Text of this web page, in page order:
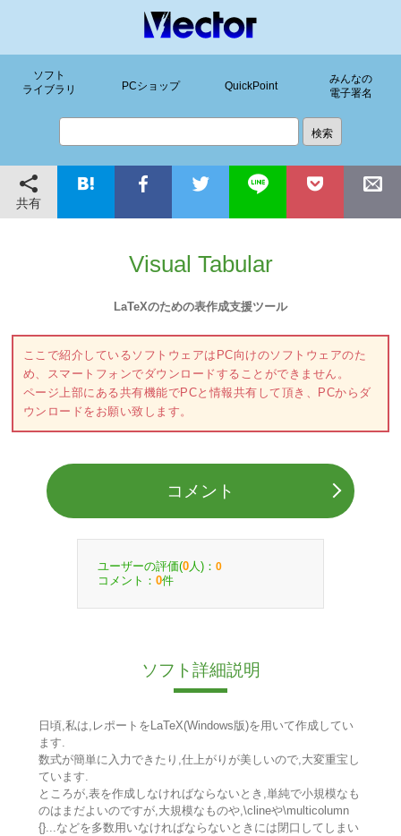
ソフト
ライブラリ
PCショップ QuickPoint
みんなの
電子署名
共有
Visual Tabular
LaTeXのための表作成支援ツール
ここで紹介しているソフトウェアはPC向けのソフトウェアのた
め、スマートフォンでダウンロードすることができません。
ページ上部にある共有機能でPCと情報共有して頂き、PCからダ
ウンロードをお願い致します。
コメント
ユーザーの評価(0 人)： 0
コメント： 0件
ソフト詳細説明
日頃,私は,レポートをLaTeX(Windows版)を用いて作成してい
ます.
数式が簡単に入力できたり,仕上がりが美しいので,大変重宝し
ています.
ところが,表を作成しなければならないとき,単純で小規模なも
のはまだよいのですが,大規模なものや,\clineや\multicolumn
{}...などを多数用いなければならないときには閉口してしまい